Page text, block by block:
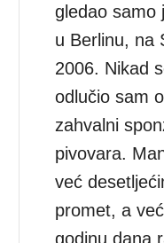
gledao samo
u Berlinu, na
2006. Nikad
odlučio sam
zahvalni
pivovara.
već
promet, a
godinu dana